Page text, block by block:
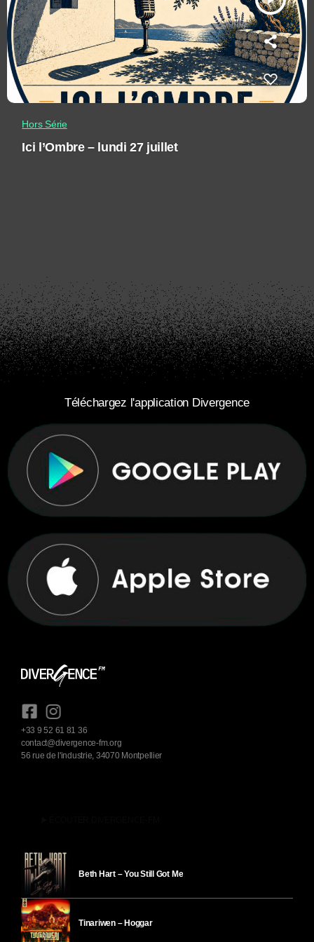
Hors Série
Ici l’Ombre – lundi 27 juillet
Téléchargez l'application Divergence
+33 9 52 61 81 36
contact@divergence-fm.org
56 rue de l'industrie, 34070 Montpellier
Beth Hart – You Still Got Me
Tinariwen – Hoggar